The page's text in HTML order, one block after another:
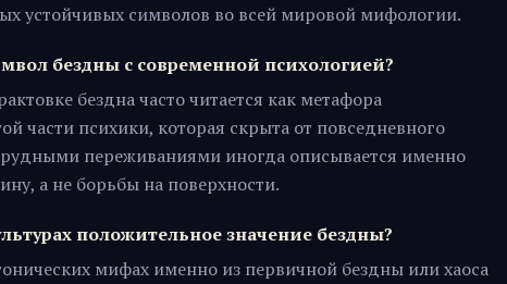
устойчивых символов во всей мировой мифологии.
бездны с современной психологией?
бездна часто читается как метафора
части психики, которая скрыта от повседневного
переживаниями иногда описывается именно
а не борьбы на поверхности.
положительное значение бездны?
мифах именно из первичной бездны или хаоса